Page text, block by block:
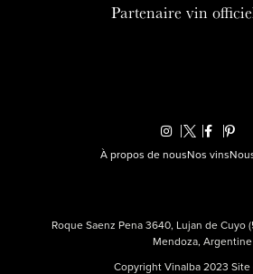
Partenaire vin
À propos de nousNos vins
Roque Saenz Pena 3640, Lujan de Cuyo
Mendoza, Argentine
Copyright Vinalba 2023